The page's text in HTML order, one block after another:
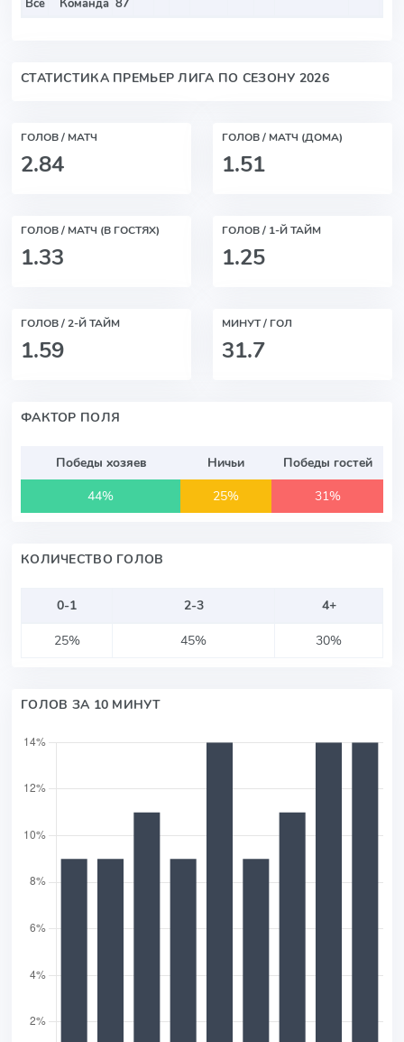
Все
Команда 87
СТАТИСТИКА ПРЕМЬЕР ЛИГА ПО СЕЗОНУ 2026
ГОЛОВ / МАТЧ
2.84
ГОЛОВ / МАТЧ (ДОМА)
1.51
ГОЛОВ / МАТЧ (В ГОСТЯХ)
1.33
ГОЛОВ / 1-Й ТАЙМ
1.25
ГОЛОВ / 2-Й ТАЙМ
1.59
МИНУТ / ГОЛ
31.7
ФАКТОР ПОЛЯ
Победы хозяев Ничьи
Победы гостей
44%
25% 31%
КОЛИЧЕСТВО ГОЛОВ
0-1 2-3
4+
25%
45% 30%
ГОЛОВ ЗА 10 МИНУТ